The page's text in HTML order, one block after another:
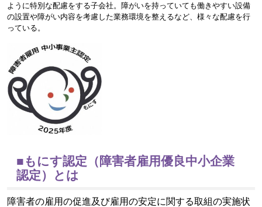
ように特別な配慮をする子会社。障がいを持っていても働きやすい設備
の設置や障がい内容を考慮した業務環境を整えるなど、様々な配慮を行
っている。
■もにす認定（障害者雇用優良中小企業
認定）とは
障害者の雇用の促進及び雇用の安定に関する取組の実施状